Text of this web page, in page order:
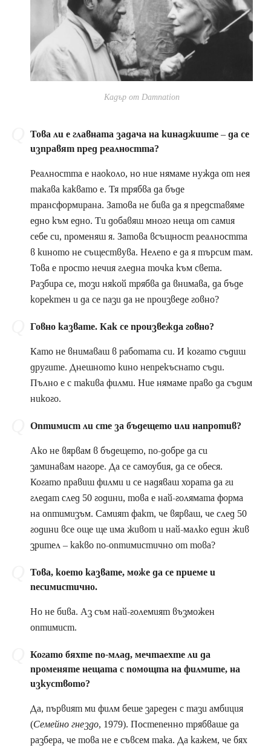
Кадър от Damnation
Това ли е главната задача на кинаджиите – да се
изправят пред реалността?
Реалността е наоколо, но ние нямаме нужда от нея
такава каквато е. Тя трябва да бъде
трансформирана. Затова не бива да я представяме
едно към едно. Ти добавяш много неща от самия
себе си, променяш я. Затова всъщност реалността
в киното не съществува. Нелепо е да я търсим там.
Това е просто нечия гледна точка към света.
Разбира се, този някой трябва да внимава, да бъде
коректен и да се пази да не произведе говно?
Говно казвате. Как се произвежда говно?
Като не внимаваш в работата си. И когато съдиш
другите. Днешното кино непрекъснато съди.
Пълно е с такива филми. Ние нямаме право да съдим
никого.
Оптимист ли сте за бъдещето или напротив?
Ако не вярвам в бъдещето, по-добре да си
заминавам нагоре. Да се самоубия, да се обеся.
Когато правиш филми и се надяваш хората да ги
гледат след 50 години, това е най-голямата форма
на оптимизъм. Самият факт, че вярваш, че след 50
години все още ще има живот и най-малко един жив
зрител – какво по-оптимистично от това?
Това, което казвате, може да се приеме и
песимистично.
Но не бива. Аз съм най-големият възможен
оптимист.
Когато бяхте по-млад, мечтаехте ли да
променяте нещата с помощта на филмите, на
изкуството?
Да, първият ми филм беше зареден с тази амбиция
(Семейно гнездо, 1979). Постепенно трябваше да
разбера, че това не е съвсем така. Да кажем, че бях